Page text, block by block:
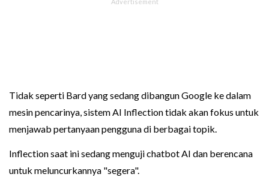
Tidak seperti Bard yang sedang dibangun Google ke dalam
mesin pencarinya, sistem AI Inflection tidak akan fokus untuk
menjawab pertanyaan pengguna di berbagai topik.
Inflection saat ini sedang menguji chatbot AI dan berencana
untuk meluncurkannya "segera".